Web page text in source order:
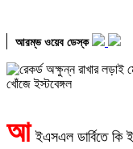
আরম্ভ ওয়েব ডেস্ক
আ ইএসএল ডার্বিতে কি